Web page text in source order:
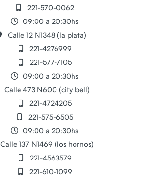
221-570-0062
09:00 a 20:30hs
Calle 12 N1348 (la plata)
221-4276999
221-577-7105
09:00 a 20:30hs
Calle 473 N600 (city bell)
221-4724205
221-575-6505
09:00 a 20:30hs
Calle 137 N1469 (los hornos)
221-4563579
221-610-1099